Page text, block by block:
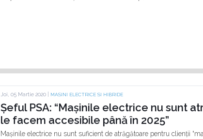
Joi, 05 Martie 2020 | MASINI ELECTRICE SI HIBRIDE
Șeful PSA: “Mașinile electrice nu sunt
le facem accesibile până în 2025”
Mașinile electrice nu sunt suficient de atrăgătoare pentru clienții